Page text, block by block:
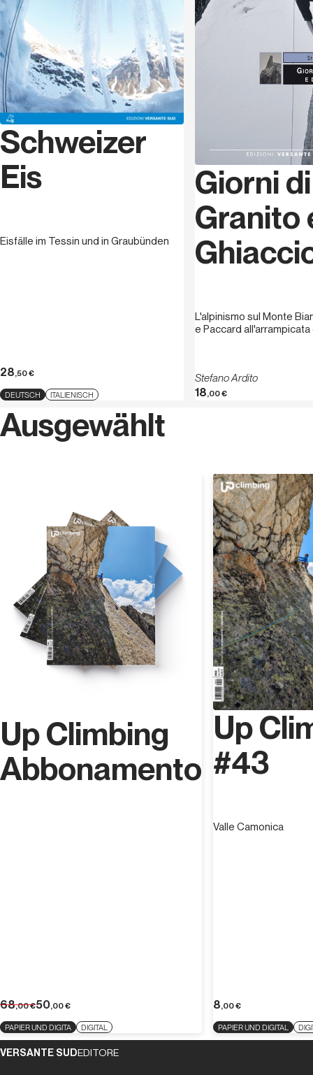
biomedizinischer Forscher und eine der bedeutendsten
Autoritäten im Bereich des Winterkletterns in den
Apenninen. Bereits in seiner Kindheit begann er mit dem
Klettern und konzentrierte sich dabei besonders auf
das Winterklettern. Seine wichtigste Leistung war die
erste Winterbegehung der Nordwand von Murelle. In
jüngerer Zeit widmete er sich vor allem der
Erschließung neuer Routen, insbesondere an der
Westwand des Peschio Gaetano, am Monte Altare und
am Monte Camicia.
Schweizer
Eis
Eisfälle im Tessin und in Graubünden
28,50€
DEUTSCH ITALIENISCH
Giorni di
Granito
L'alpinismo sul Monte
e Paccard
Stefano Ardito
18,00€
Ausgewählt
Up Climbing
Abbonamento
68,00€50,00€
PAPIER UND DIGITA DIGITAL
Up
#43
Valle Camonica
8,00€
PAPIER UND DIGITAL
VERSANTE SUDEDITORE